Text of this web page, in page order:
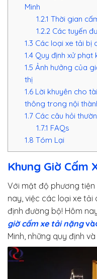
Minh
1.2.1 Thời gian
1.2.2 Các tuyến
1.3 Các loại xe tải bị
1.4Quy định xử phạt
1.5 Ảnh hưởng của
thị
1.6Lời khuyên cho
thông trong nội
1.7Các câu hỏi
1.7.1 FAQs
1.8 Tóm Lại
Khung Giờ Cấm
Với mật độ phương
nay, việc các loại xe
định đường bộ! Hôm
giờ cấm xe tải nặng
Minh, những quy định